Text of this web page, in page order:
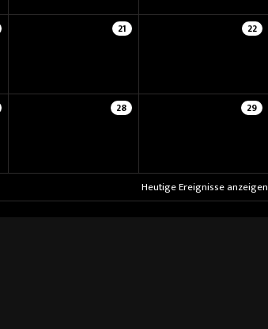
21 22
28 29
Heutige Ereignisse anzeigen